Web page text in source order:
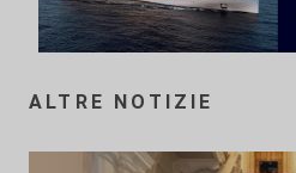
ALTRE NOTIZIE